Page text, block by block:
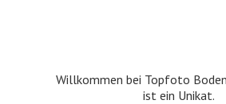
Willkommen bei Topfoto
ist ein Unikat.